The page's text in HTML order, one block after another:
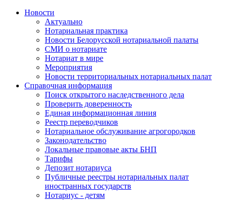
Новости
Актуально
Нотариальная практика
Новости Белорусской нотариальной палаты
СМИ о нотариате
Нотариат в мире
Мероприятия
Новости территориальных нотариальных палат
Справочная информация
Поиск открытого наследственного дела
Проверить доверенность
Единая информационная линия
Реестр переводчиков
Нотариальное обслуживание агрогородков
Законодательство
Локальные правовые акты БНП
Тарифы
Депозит нотариуса
Публичные реестры нотариальных палат
иностранных государств
Нотариус - детям